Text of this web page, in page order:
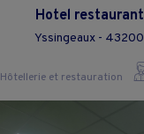
Hotel restaurant
Yssingeaux - 43200
Hôtellerie et restauration